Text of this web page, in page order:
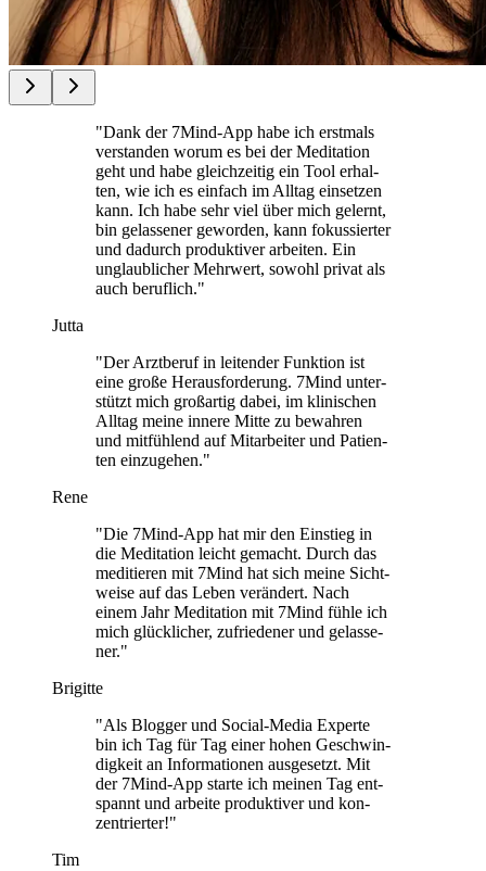
"Dank der 7Mind-App habe ich erst­mals
ver­stan­den worum es bei der Medi­ta­tion
geht und habe gleich­zei­tig ein Tool erhal­
ten, wie ich es ein­fach im Alltag ein­set­zen
kann. Ich habe sehr viel über mich gelernt,
bin gelas­se­ner gewor­den, kann fokus­sier­ter
und dadurch pro­duk­ti­ver arbei­ten. Ein
unglaub­li­cher Mehr­wert, sowohl privat als
auch beruf­lich."
Jutta
"Der Arzt­be­ruf in lei­ten­der Funk­tion ist
eine große Her­aus­for­de­rung. 7Mind unter­
stützt mich groß­ar­tig dabei, im kli­ni­schen
Alltag meine innere Mitte zu bewah­ren
und mit­füh­lend auf Mit­ar­bei­ter und Pati­en­
ten ein­zu­ge­hen."
Rene
"Die 7Mind-App hat mir den Ein­stieg in
die Medi­ta­tion leicht gemacht. Durch das
medi­tie­ren mit 7Mind hat sich meine Sicht­
weise auf das Leben ver­än­dert. Nach
einem Jahr Medi­ta­tion mit 7Mind fühle ich
mich glück­li­cher, zufrie­de­ner und gelas­se­
ner."
Brigitte
"Als Blog­ger und Social-Media Experte
bin ich Tag für Tag einer hohen Geschwin­
dig­keit an Infor­ma­tio­nen aus­ge­setzt. Mit
der 7Mind-App starte ich meinen Tag ent­
spannt und arbeite pro­duk­ti­ver und kon­
zen­trier­ter!"
Tim